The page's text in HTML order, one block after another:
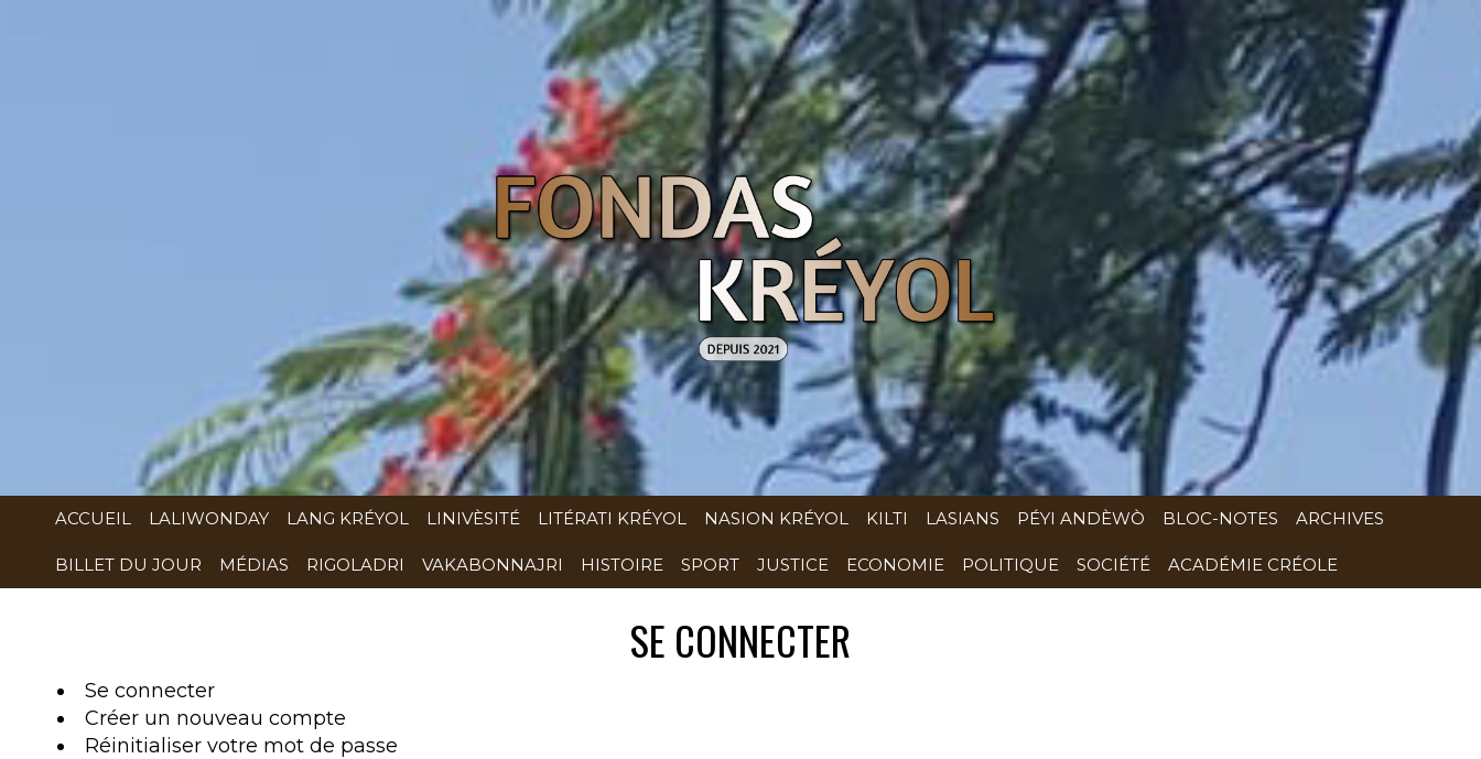
ACCUEIL LALIWONDAY LANG KRÉYOL LINIVÈSITÉ LITÉRATI KRÉYOL NASION KRÉYOL KILTI LASIANS PÉYI ANDÈWÒ BLOC-NOTES ARCHIVES
BILLET DU JOUR MÉDIAS RIGOLADRI VAKABONNAJRI HISTOIRE SPORT JUSTICE ECONOMIE POLITIQUE SOCIÉTÉ ACADÉMIE CRÉOLE
SE CONNECTER
Se connecter
actif)
Créer un nouveau compte
Réinitialiser votre mot de passe